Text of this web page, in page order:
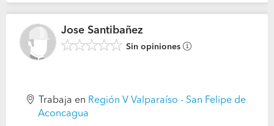
Jose Santibañez
Sin opiniones
Trabaja en Región V Valparaíso - San Felipe de
Aconcagua